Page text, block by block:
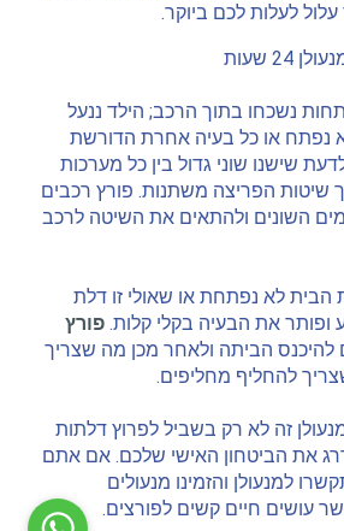
לעלות לכם ביוקר.
שעות
נשכחו בתוך הרכב; הילד ננעל
נפתח או כל בעיה אחרת הדורשת
שישנו שוני גדול בין כל מערכות
שיטות הפריצה משתנות. פורץ רכבים
השונים ולהתאים את השיטה לרכב
הבית לא נפתחת או שאולי זו דלת
ופותר את הבעיה בקלי קלות. פורץ
הביתה ולאחר מכן מה שצריך
להחליף מחליפים.
זה לא רק בשביל לפרוץ דלתות
את הביטחון האישי שלכם. אם אתם
למנעולן והזמינו מנעולים
עושים חיים קשים לפורצים.